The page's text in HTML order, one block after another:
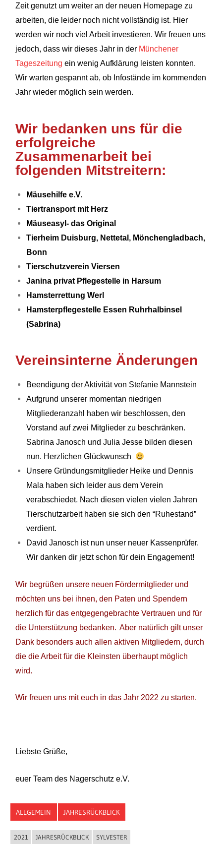
Zeit genutzt um weiter an der neuen Homepage zu
arbeiten, die leider noch nicht vollständig ist. Hier
werden wir noch viel Arbeit investieren. Wir freuen uns
jedoch, dass wir dieses Jahr in der Münchener
Tageszeitung ein wenig Aufklärung leisten konnten.
Wir warten gespannt ab, ob Infostände im kommenden
Jahr wieder möglich sein werden.
Wir bedanken uns für die
erfolgreiche
Zusammenarbeit bei
folgenden Mitstreitern:
Mäusehilfe e.V.
Tiertransport mit Herz
Mäuseasyl- das Original
Tierheim Duisburg, Nettetal, Mönchengladbach,
Bonn
Tierschutzverein Viersen
Janina privat Pflegestelle in Harsum
Hamsterrettung Werl
Hamsterpflegestelle Essen Ruhrhalbinsel
(Sabrina)
Vereinsinterne Änderungen
Beendigung der Aktivität von Stefanie Mannstein
Aufgrund unserer momentan niedrigen
Mitgliederanzahl haben wir beschlossen, den
Vorstand auf zwei Mitglieder zu beschränken.
Sabrina Janosch und Julia Jesse bilden diesen
nun. Herzlichen Glückwunsch
Unsere Gründungsmitglieder Heike und Dennis
Mala haben sich leider aus dem Verein
verabschiedet. Nach diesen vielen vielen Jahren
Tierschutzarbeit haben sie sich den “Ruhestand”
verdient.
David Janosch ist nun unser neuer Kassenprüfer.
Wir danken dir jetzt schon für dein Engagement!
Wir begrüßen unsere neuen Fördermitglieder und
möchten uns bei ihnen, den Paten und Spendern
herzlich für das entgegengebrachte Vertrauen und für
die Unterstützung bedanken. Aber natürlich gilt unser
Dank besonders auch allen aktiven Mitgliedern, durch
die die Arbeit für die Kleinsten überhaupt möglich
wird.
Wir freuen uns mit euch in das Jahr 2022 zu starten.
Liebste Grüße,
euer Team des Nagerschutz e.V.
ALLGEMEIN JAHRESRÜCKBLICK
2021 JAHRESRÜCKBLICK SYLVESTER